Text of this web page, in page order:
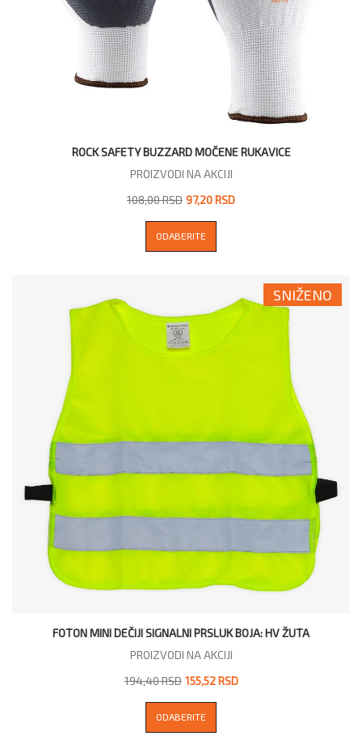
ROCK SAFETY BUZZARD MOČENE RUKAVICE
PROIZVODI NA AKCIJI
108,00 RSD 97,20 RSD
ODABERITE
SNIŽENO
FOTON MINI DEČIJI SIGNALNI PRSLUK BOJA: HV ŽUTA
PROIZVODI NA AKCIJI
194,40 RSD 155,52 RSD
ODABERITE